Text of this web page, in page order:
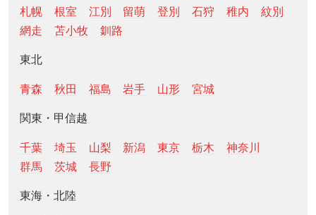
札幌
根室 江別 留萌 登別 石狩 稚内
紋別
網走
苫小牧 釧路
東北
青森 秋田 福島 岩手 山形 宮城
関東・甲信越
千葉 埼玉 山梨 新潟 東京 栃木
神奈川
群馬
茨城 長野
東海・北陸